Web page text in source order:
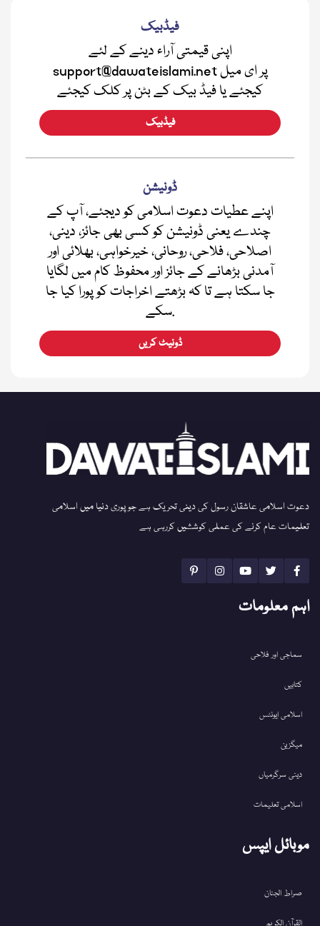
فیڈبیک
اپنی قیمتی آراء دینے کے لئے
support@dawateislami.net پر ای میل
کیجئے یا فیڈ بیک کے بٹن پر کلک کیجئے
فیڈبیک
ڈونیشن
اپنے عطیات دعوت اسلامی کو دیجئے، آپ کے
چندے یعنی ڈونیشن کو کسی بھی جائز، دینی،
اصلاحی، فلاحی، روحانی، خیرخواہی، بھلائی اور
آمدنی بڑھانے کے جائز اور محفوظ کام میں لگایا
جا سکتا ہے تا کہ بڑھتے اخراجات کو پورا کیا جا
سکے.
ڈونیٹ کریں
دعوت اسلامی عاشقان رسول کی دینی تحریک ہے جو پوری دنیا میں اسلامی
تعلیمات عام کرنے کی عملی کوششیں کررہی ہے
اہم معلومات
سماجی اور فلاحی
کتابیں
اسلامی ایونٹس
میگزین
دینی سرگرمیاں
اسلامی تعلیمات
موبائل ایپس
صراط الجنان
القرآن الکریم